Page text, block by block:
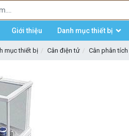
Giới thiệu Danh mục thiết bị
mục thiết bị Cân điện tử Cân phân tích